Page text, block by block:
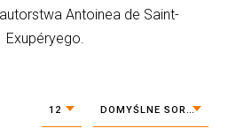
autorstwa Antoinea de Saint-
Exupéryego.
12 DOMYŚLNE SORTOWANIE